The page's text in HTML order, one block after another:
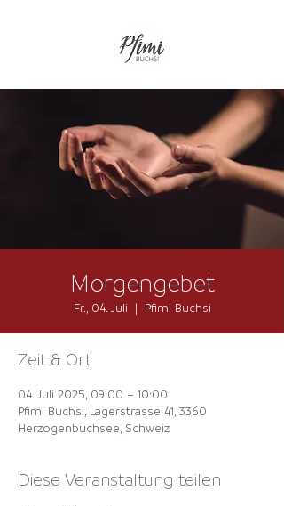
Morgengebet
Fr., 04. Juli
  |
Pfimi Buchsi
Zeit & Ort
04. Juli 2025, 09:00 – 10:00
Pfimi Buchsi, Lagerstrasse 41, 3360
Herzogenbuchsee, Schweiz
Diese Veranstaltung teilen